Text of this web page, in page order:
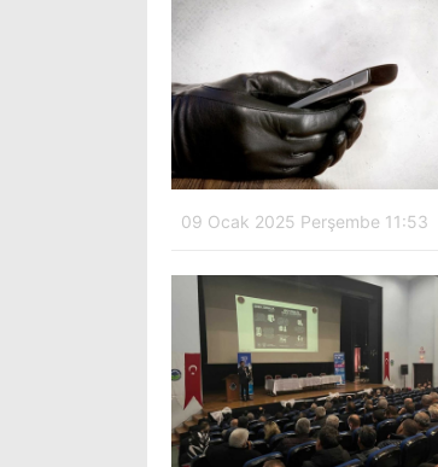
09 Ocak 2025 Perşembe 11:53